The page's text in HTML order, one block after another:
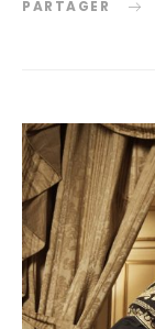
PARTAGER